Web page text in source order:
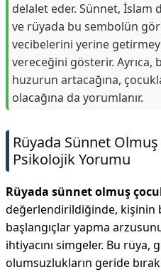
delalet eder. Sünnet,
ve rüyada bu sembolün
vecibelerini yerine
vereceğini gösterir. Ayrıca,
huzurun artacağına,
olacağına da yorumlanır.
Rüyada Sünnet
Psikolojik Yorumu
Rüyada sünnet olmuş
değerlendirildiğinde, kişinin
başlangıçlar yapma
ihtiyacını simgeler. Bu rüya,
olumsuzlukların geride